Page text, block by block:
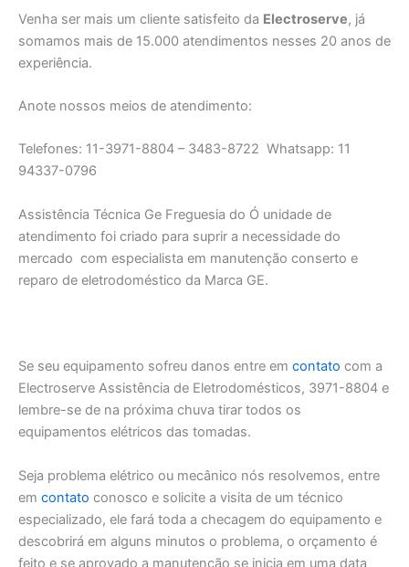
Venha ser mais um cliente satisfeito da Electroserve, já
somamos mais de 15.000 atendimentos nesses 20 anos de
experiência.
Anote nossos meios de atendimento:
Telefones: 11-3971-8804 – 3483-8722 Whatsapp: 11
94337-0796
Assistência Técnica Ge Freguesia do Ó unidade de
atendimento foi criado para suprir a necessidade do
mercado com especialista em manutenção conserto e
reparo de eletrodoméstico da Marca GE.
Se seu equipamento sofreu danos entre em contato com a
Electroserve Assistência de Eletrodomésticos, 3971-8804 e
lembre-se de na próxima chuva tirar todos os
equipamentos elétricos das tomadas.
Seja problema elétrico ou mecânico nós resolvemos, entre
em contato conosco e solicite a visita de um técnico
especializado, ele fará toda a checagem do equipamento e
descobrirá em alguns minutos o problema, o orçamento é
feito e se aprovado a manutenção se inicia em uma data